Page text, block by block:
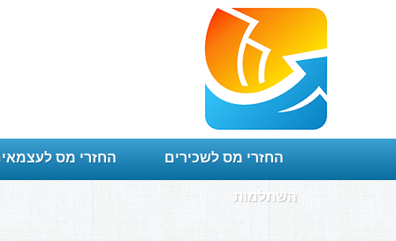
החזרי מס לשכירים החזרי מס
השתלמות